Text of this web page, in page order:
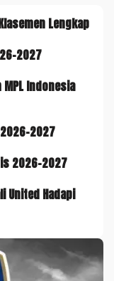
Lengkap
2027
Indonesia
2027
2026-2027
United Hadapi